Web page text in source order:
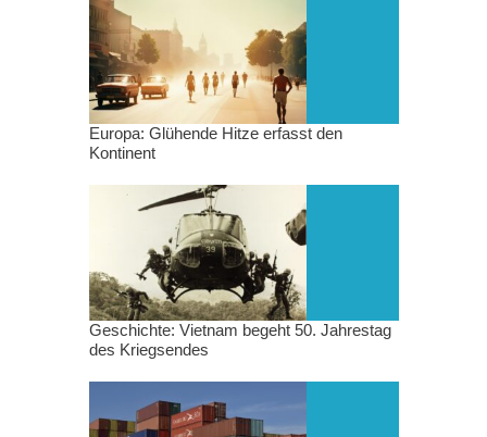
Europa: Glühende Hitze erfasst den
Kontinent
Geschichte: Vietnam begeht 50. Jahrestag
des Kriegsendes